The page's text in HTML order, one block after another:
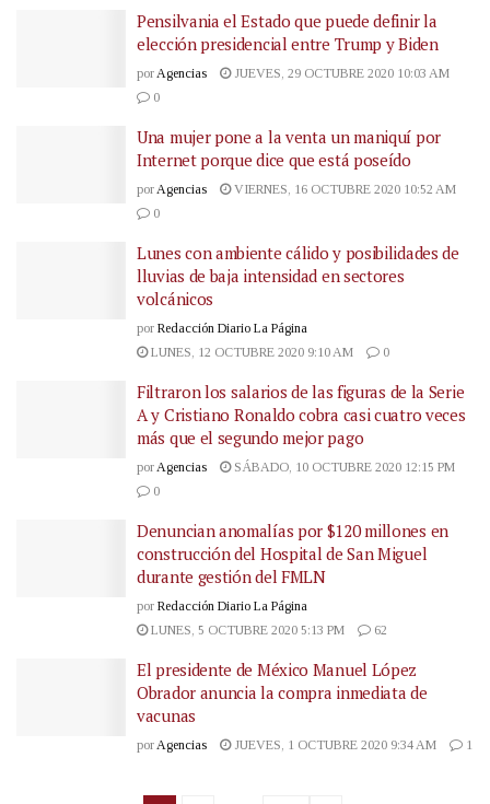
Pensilvania el Estado que puede definir la
elección presidencial entre Trump y Biden
por Agencias
JUEVES, 29 OCTUBRE 2020 10:03 AM
0
Una mujer pone a la venta un maniquí por
Internet porque dice que está poseído
por Agencias
VIERNES, 16 OCTUBRE 2020 10:52 AM
0
Lunes con ambiente cálido y posibilidades de
lluvias de baja intensidad en sectores
volcánicos
por Redacción Diario La Página
LUNES, 12 OCTUBRE 2020 9:10 AM
0
Filtraron los salarios de las figuras de la Serie
A y Cristiano Ronaldo cobra casi cuatro veces
más que el segundo mejor pago
por Agencias
SÁBADO, 10 OCTUBRE 2020 12:15 PM
0
Denuncian anomalías por $120 millones en
construcción del Hospital de San Miguel
durante gestión del FMLN
por Redacción Diario La Página
LUNES, 5 OCTUBRE 2020 5:13 PM
62
El presidente de México Manuel López
Obrador anuncia la compra inmediata de
vacunas
por Agencias JUEVES, 1 OCTUBRE 2020 9:34 AM 1